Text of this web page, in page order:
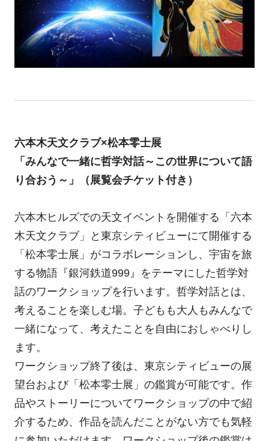
六本木天文クラブ×松本零士展
「みんなで一緒に哲学対話～この世界について語
り合おう～」（展覧会チケット付き）
六本木ヒルズでの天文イベントを開催する「六本
木天文クラブ」と東京シティビューにて開催する
「松本零士展」がコラボレーションし、宇宙を旅
する物語『銀河鉄道999』をテーマにした哲学対
話のワークショップを行います。哲学対話とは、
考えることを楽しむ場。子どもも大人もみんなで
一緒になって、考えたことを自由におしゃべりし
ます。
ワークショップ終了後は、東京シティビューの展
望台および「松本零士展」の鑑賞が可能です。作
品やストーリーについてワークショップの中で紹
介するため、作品を読んだことがない方でも気軽